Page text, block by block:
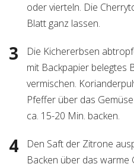
oder vierteln. Die
Blatt ganz lassen.
Die Kichererbsen
mit Backpapier belegtes
vermischen.
Pfeffer über das
ca. 15-20 Min. backen.
Den Saft der Zitrone
Backen über das warme